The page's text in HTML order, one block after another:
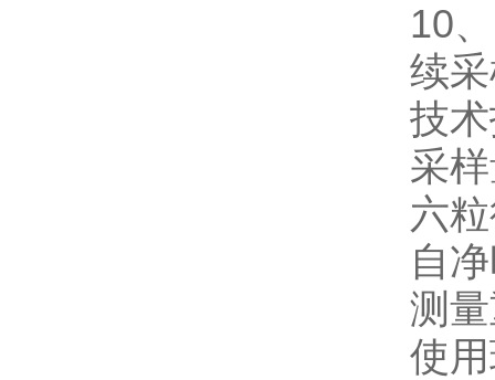
10
续
技
采
六
自
测
使